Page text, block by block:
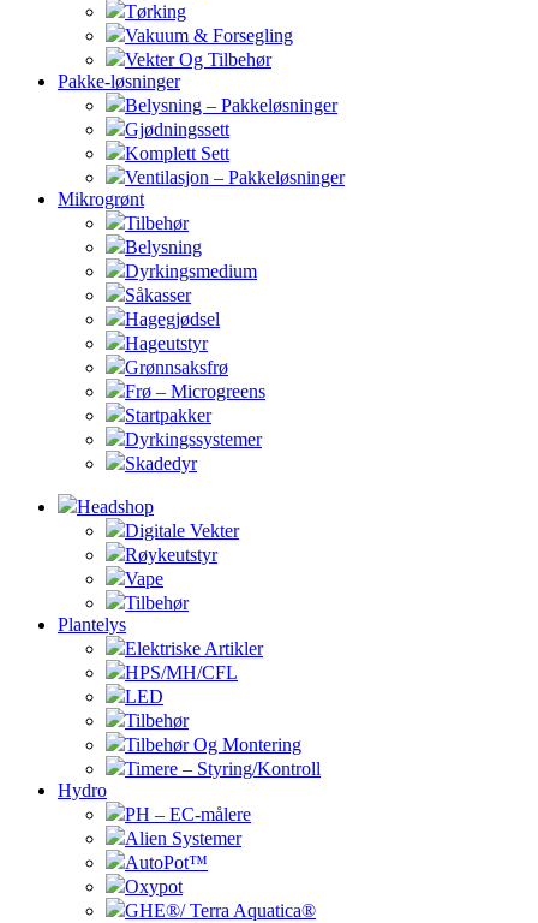
Tørking
Vakuum & Forsegling
Vekter Og Tilbehør
Pakke-løsninger
Belysning – Pakkeløsninger
Gjødningssett
Komplett Sett
Ventilasjon – Pakkeløsninger
Mikrogrønt
Tilbehør
Belysning
Dyrkingsmedium
Såkasser
Hagegjødsel
Hageutstyr
Grønnsaksfrø
Frø – Microgreens
Startpakker
Dyrkingssystemer
Skadedyr
Headshop
Digitale Vekter
Røykeutstyr
Vape
Tilbehør
Plantelys
Elektriske Artikler
HPS/MH/CFL
LED
Tilbehør
Tilbehør Og Montering
Timere – Styring/Kontroll
Hydro
PH – EC-målere
Alien Systemer
AutoPot™
Oxypot
GHE®/ Terra Aquatica®